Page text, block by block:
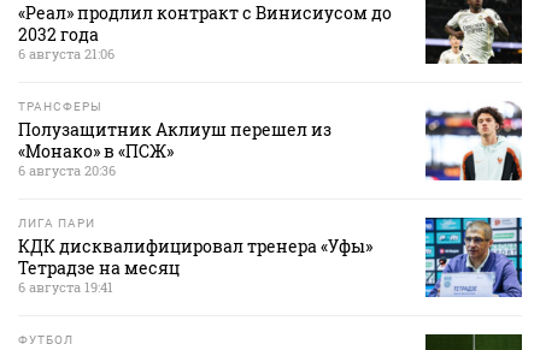
«Реал» продлил контракт с Винисиусом до
2032 года
6 августа 21:06
ТРАНСФЕРЫ
Полузащитник Аклиуш перешел из
«Монако» в «ПСЖ»
6 августа 20:36
ЛИГА ПАРИ
КДК дисквалифицировал тренера «Уфы»
Тетрадзе на месяц
6 августа 19:41
ФУТБОЛ